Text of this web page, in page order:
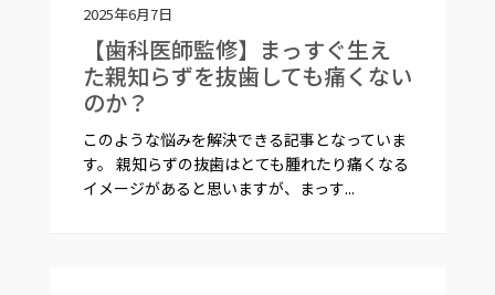
2025年6月7日
【歯科医師監修】まっすぐ生え
た親知らずを抜歯しても痛くない
のか？
このような悩みを解決できる記事となっていま
す。 親知らずの抜歯はとても腫れたり痛くなる
イメージがあると思いますが、まっす...